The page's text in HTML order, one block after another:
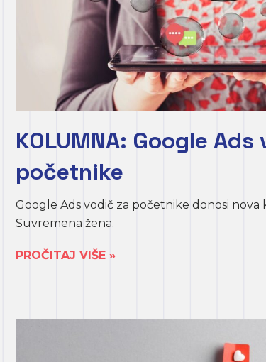
KOLUMNA: Google
početnike
Google Ads vodič za početnike donosi nova
Suvremena žena.
PROČITAJ VIŠE »